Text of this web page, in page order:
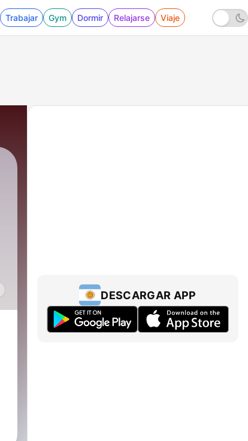
Trabajar Gym Dormir Relajarse Viaje
DESCARGAR APP